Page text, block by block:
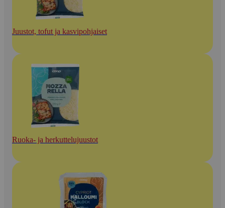
Juustot, tofut ja kasvipohjaiset
Ruoka- ja herkuttelujuustot